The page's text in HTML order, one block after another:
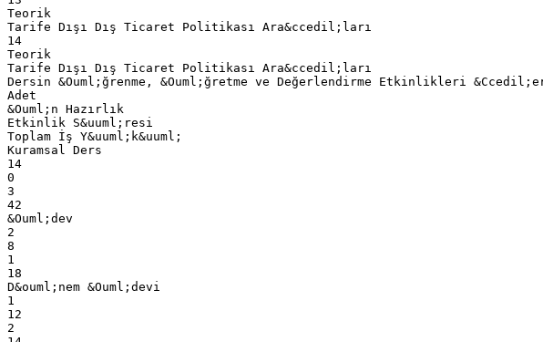
Teorik
Tarife Dışı Dış Ticaret Politikası Ara&ccedil;ları
14
Teorik
Tarife Dışı Dış Ticaret Politikası Ara&ccedil;ları
Dersin &Ouml;ğrenme, &Ouml;ğretme ve Değerlendirme Etkinlikleri
Adet
&Ouml;n Hazırlık
Etkinlik S&uuml;resi
Toplam İş Y&uuml;k&uuml;
Kuramsal Ders
14
0
3
42
&Ouml;dev
2
8
1
18
D&ouml;nem &Ouml;devi
1
12
2